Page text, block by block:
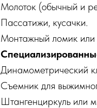
Молоток (обычный и
Пассатижи, кусачки.
Монтажный ломик или
Динамометрический
Съемник для
Штангенциркуль или